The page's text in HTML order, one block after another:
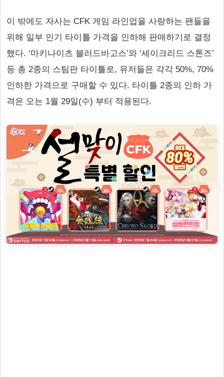
이 밖에도 자사는 CFK 게임 라인업을 사랑하는 팬들을
위해 일부 인기 타이틀 가격을 인하해 판매하기로 결정
했다. ‘마키나이츠 블러드바고스’와 ‘세이크리드 스톤즈’
등 총 2종의 스팀판 타이틀로, 유저들은 각각 50%, 70%
인하한 가격으로 구매할 수 있다. 타이틀 2종의 인하 가
격은 오는 1월 29일(수) 부터 적용된다.